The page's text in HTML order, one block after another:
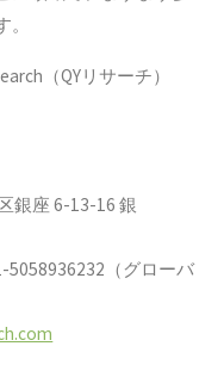
（QYリサーチ）
銀座 6-13-16 銀
5058936232（グローバ